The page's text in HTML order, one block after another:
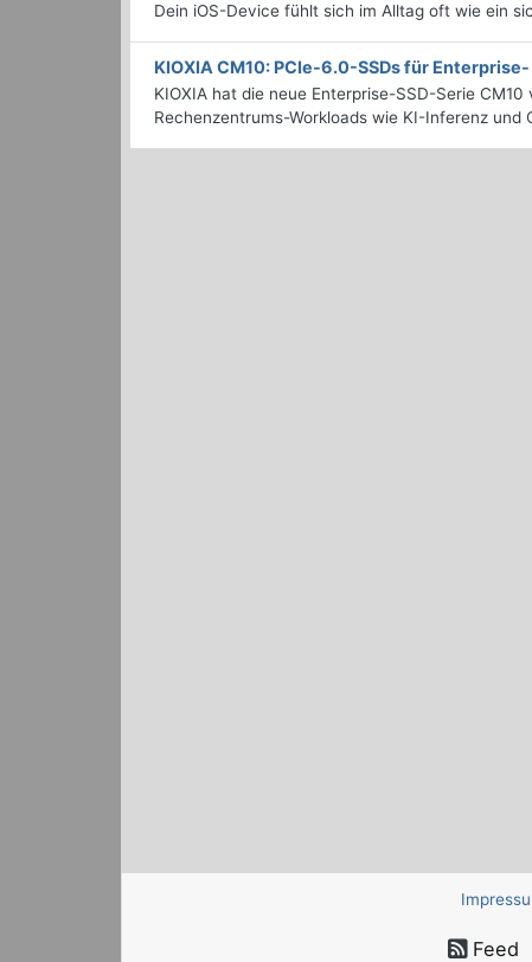
Dein iOS-Device fühlt sich im Alltag oft wie ein
KIOXIA CM10: PCIe-6.0-SSDs für
KIOXIA hat die neue Enterprise-SSD-Serie
Rechenzentrums-Workloads wie KI-Inferenz und
Feed